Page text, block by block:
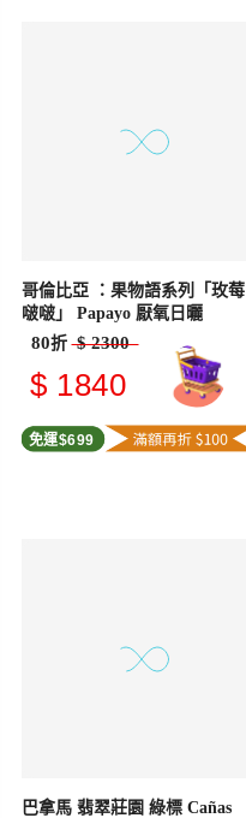
哥倫比亞 ：果物語系列「玫莓
啵啵」 Papayo 厭氧日曬
80折 $ 2300
$ 1840
免運$699
巴拿馬 翡翠莊園 綠標 Cañas